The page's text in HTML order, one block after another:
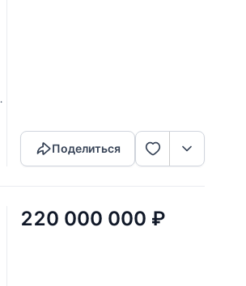
Поделиться
220 000 000 ₽